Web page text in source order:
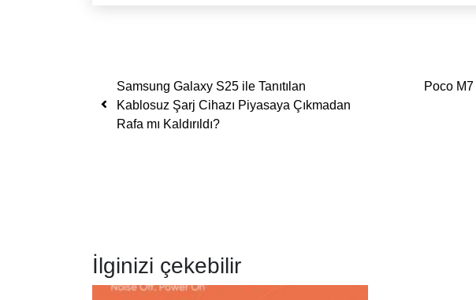
Yazı dolaşımı
Samsung Galaxy S25 ile Tanıtılan
Kablosuz Şarj Cihazı Piyasaya Çıkmadan
Rafa mı Kaldırıldı?
Poco
İlginizi çekebilir